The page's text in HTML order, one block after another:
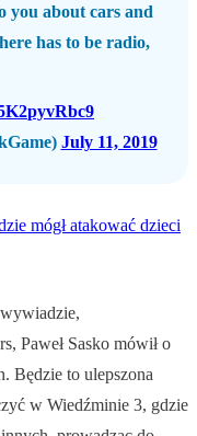
you about cars and
has to be radio,
July 11, 2019
mógł atakować dzieci
Paweł Sasko mówił o
Będzie to ulepszona
w Wiedźminie 3, gdzie